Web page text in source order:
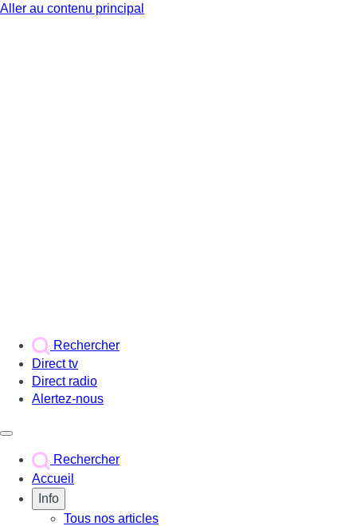
Aller au contenu principal
Rechercher
Direct tv
Direct radio
Alertez-nous
Rechercher
Accueil
Info
Tous nos articles